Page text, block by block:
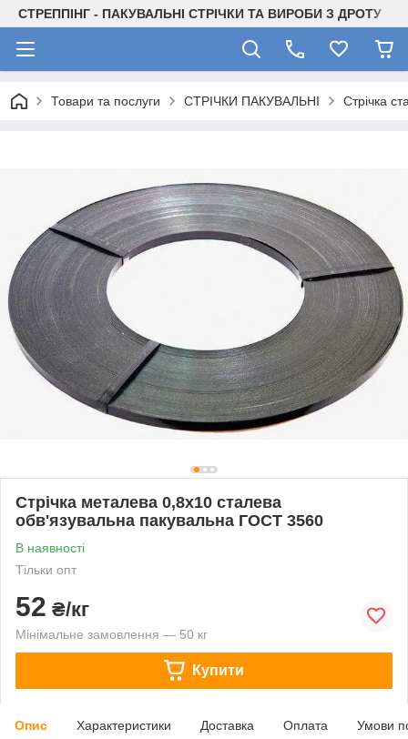
СТРЕППІНГ - ПАКУВАЛЬНІ СТРІЧКИ ТА ВИРОБИ З ДРОТУ
Товари та послуги СТРІЧКИ ПАКУВАЛЬНІ Стрічка
Стрічка металева 0,8х10 сталева
обв'язувальна пакувальна ГОСТ 3560
В наявності
Тільки опт
52 ₴/кг
Мінімальне замовлення — 50 кг
Купити
Опис Характеристики Доставка Оплата Умови